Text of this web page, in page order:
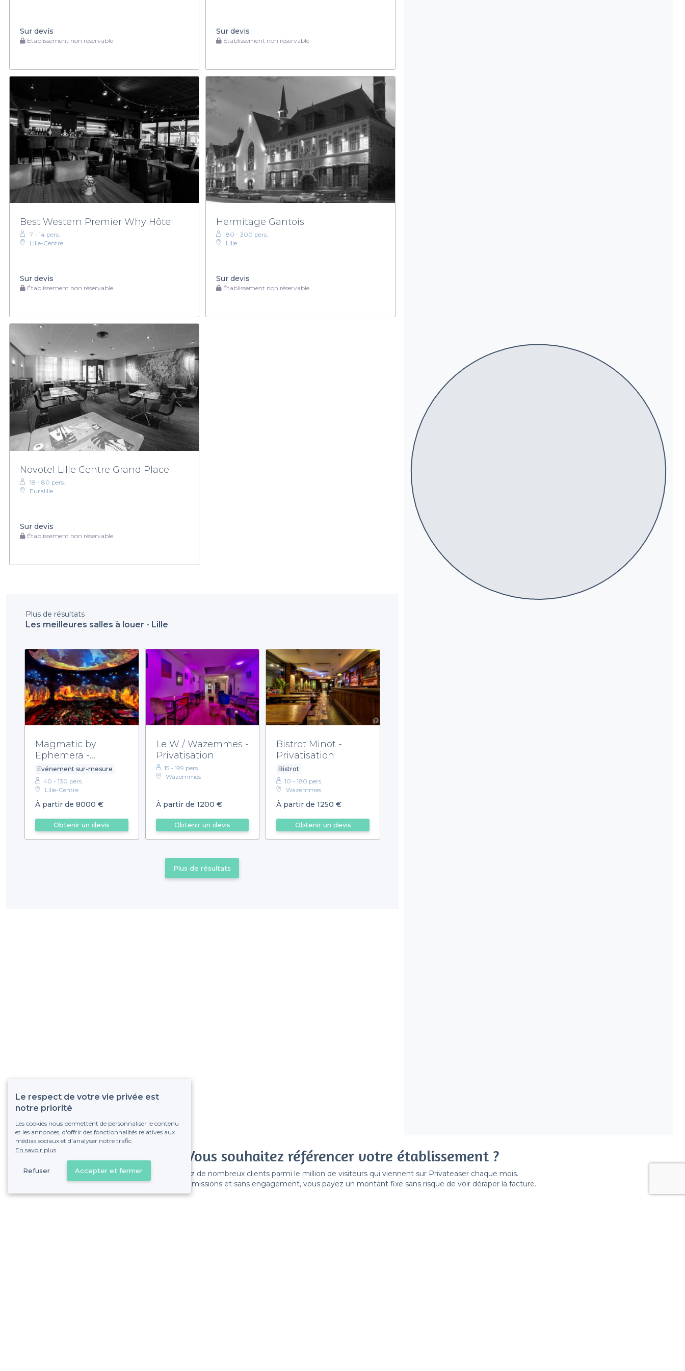
Sur devis
Établissement non réservable
Sur devis
Établissement non réservable
Best Western Premier Why Hôtel
7 - 14 pers.
Lille-Centre
Sur devis
Établissement non réservable
Hermitage Gantois
80 - 300 pers.
Lille
Sur devis
Établissement non réservable
Novotel Lille Centre Grand Place
18 - 80 pers.
Euralille
Sur devis
Établissement non réservable
Plus de résultats
Les meilleures salles à louer - Lille
Magmatic by
Ephemera -
Privatisation
Evénement sur-mesure
40 - 130 pers.
Lille-Centre
À partir de 8000 €
Obtenir un devis
Le W / Wazemmes -
Privatisation
15 - 199 pers.
Wazemmes
À partir de 1200 €
Obtenir un devis
Bistrot Minot -
Privatisation
Bistrot
10 - 180 pers.
Wazemmes
À partir de 1250 €
Obtenir un devis
Plus de résultats
Vous souhaitez référencer votre établissement ?
Gagnez de nombreux clients parmi le million de visiteurs qui viennent sur Privateaser chaque mois.
Pas de commissions et sans engagement, vous payez un montant fixe sans risque de voir déraper la facture.
Le respect de votre vie privée est
notre priorité
Les cookies nous permettent de personnaliser le contenu
et les annonces, d'offrir des fonctionnalités relatives aux
médias sociaux et d'analyser notre trafic.
En savoir plus
Refuser Accepter et fermer